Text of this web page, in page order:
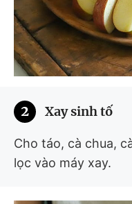
2 Xay sinh tố
Cho táo, cà chua,
lọc vào máy xay.